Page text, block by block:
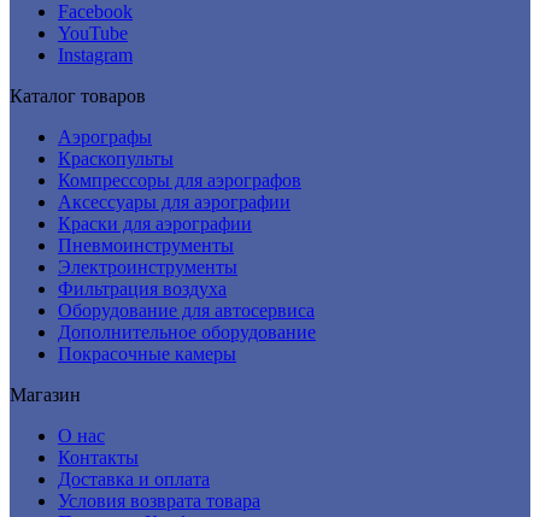
Facebook
YouTube
Instagram
Каталог товаров
Аэрографы
Краскопульты
Компрессоры для аэрографов
Аксессуары для аэрографии
Краски для аэрографии
Пневмоинструменты
Электроинструменты
Фильтрация воздуха
Оборудование для автосервиса
Дополнительное оборудование
Покрасочные камеры
Магазин
О нас
Контакты
Доставка и оплата
Условия возврата товара